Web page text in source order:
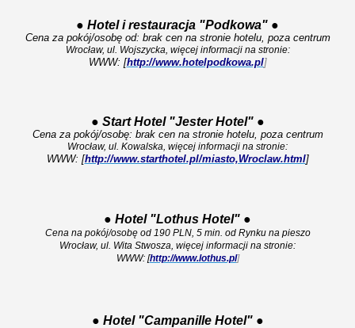
● Hotel i restauracja "Podkowa" ●
Cena za pokój/osobę od: brak cen na stronie hotelu, poza centrum
Wrocław, ul. Wojszycka, więcej informacji na stronie:
WWW: [http://www.hotelpodkowa.pl]
● Start Hotel "Jester Hotel" ●
Cena za pokój/osobę: brak cen na stronie hotelu, poza centrum
Wrocław, ul. Kowalska, więcej informacji na stronie:
WWW: [http://www.starthotel.pl/miasto,Wroclaw.html]
● Hotel "Lothus Hotel" ●
Cena na pokój/osobę od 190 PLN, 5 min. od Rynku na pieszo
Wrocław, ul. Wita Stwosza, więcej informacji na stronie:
WWW: [http://www.lothus.pl]
● Hotel "Campanille Hotel" ●